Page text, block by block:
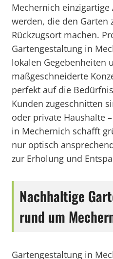
Mechernich einzigartige
werden, die den
Rückzugsort machen.
Gartengestaltung in
lokalen Gegebenheiten
maßgeschneiderte
perfekt auf die
Kunden zugeschnitten
oder private Haushalte
in Mechernich schafft
nur optisch
zur Erholung und
Nachhaltige
rund um
Gartengestaltung in